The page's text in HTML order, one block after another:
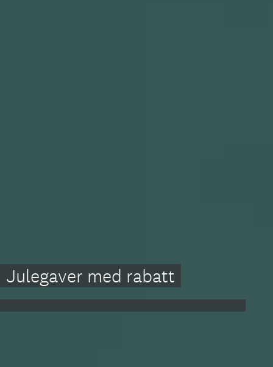
Julegaver med rabatt